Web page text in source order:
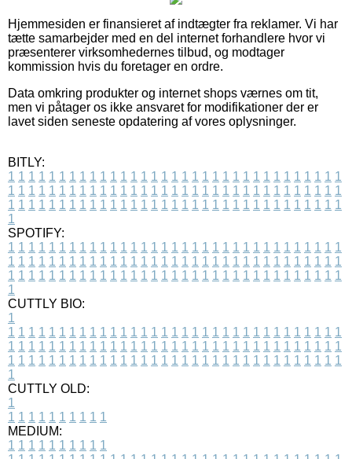
Hjemmesiden er finansieret af indtægter fra reklamer. Vi har
tætte samarbejder med en del internet forhandlere hvor vi
præsenterer virksomhedernes tilbud, og modtager
kommission hvis du foretager en ordre.
Data omkring produkter og internet shops værnes om tit,
men vi påtager os ikke ansvaret for modifikationer der er
lavet siden seneste opdatering af vores oplysninger.
BITLY:
1 1 1 1 1 1 1 1 1 1 1 1 1 1 1 1 1 1 1 1 1 1 1 1 1 1 1 1 1 1 1 1 1
1 1 1 1 1 1 1 1 1 1 1 1 1 1 1 1 1 1 1 1 1 1 1 1 1 1 1 1 1 1 1 1 1
1 1 1 1 1 1 1 1 1 1 1 1 1 1 1 1 1 1 1 1 1 1 1 1 1 1 1 1 1 1 1 1 1
1
SPOTIFY:
1 1 1 1 1 1 1 1 1 1 1 1 1 1 1 1 1 1 1 1 1 1 1 1 1 1 1 1 1 1 1 1 1
1 1 1 1 1 1 1 1 1 1 1 1 1 1 1 1 1 1 1 1 1 1 1 1 1 1 1 1 1 1 1 1 1
1 1 1 1 1 1 1 1 1 1 1 1 1 1 1 1 1 1 1 1 1 1 1 1 1 1 1 1 1 1 1 1 1
1
CUTTLY BIO:
1
1 1 1 1 1 1 1 1 1 1 1 1 1 1 1 1 1 1 1 1 1 1 1 1 1 1 1 1 1 1 1 1 1
1 1 1 1 1 1 1 1 1 1 1 1 1 1 1 1 1 1 1 1 1 1 1 1 1 1 1 1 1 1 1 1 1
1 1 1 1 1 1 1 1 1 1 1 1 1 1 1 1 1 1 1 1 1 1 1 1 1 1 1 1 1 1 1 1 1
1
CUTTLY OLD:
1
1 1 1 1 1 1 1 1 1 1
MEDIUM:
1 1 1 1 1 1 1 1 1 1